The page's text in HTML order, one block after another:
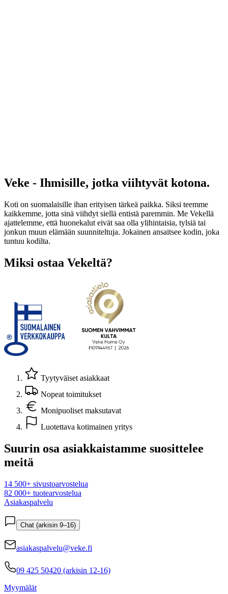
Veke - Ihmisille, jotka viihtyvät kotona.
Koti on suomalaisille ihan erityisen tärkeä paikka. Siksi teemme
kaikkemme, jotta sinä viihdyt siellä entistä paremmin. Me Vekellä
ajattelemme, että huonekalut eivät saa olla ylihintaisia, tylsiä tai
jonkun muun elämään suunniteltuja. Jokainen ansaitsee kodin, joka
tuntuu kodilta.
Miksi ostaa Vekeltä?
Tyytyväiset asiakkaat
Nopeat toimitukset
Monipuoliset maksutavat
Luotettava kotimainen yritys
Suurin osa asiakkaistamme suosittelee
meitä
14 500+ sivustoarvostelua
82 000+ tuotearvostelua
Asiakaspalvelu
Chat (arkisin 9–16)
asiakaspalvelu@veke.fi
09 425 50420 (arkisin 12-16)
Myymälät